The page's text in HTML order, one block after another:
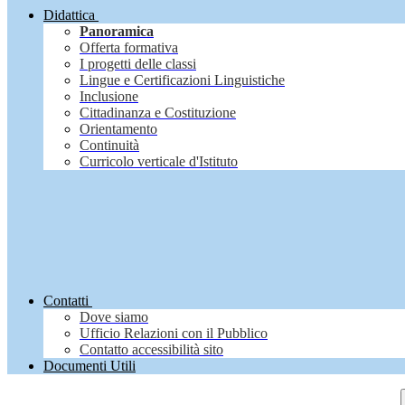
Didattica
Panoramica
Offerta formativa
I progetti delle classi
Lingue e Certificazioni Linguistiche
Inclusione
Cittadinanza e Costituzione
Orientamento
Continuità
Curricolo verticale d'Istituto
Contatti
Dove siamo
Ufficio Relazioni con il Pubblico
Contatto accessibilità sito
Documenti Utili